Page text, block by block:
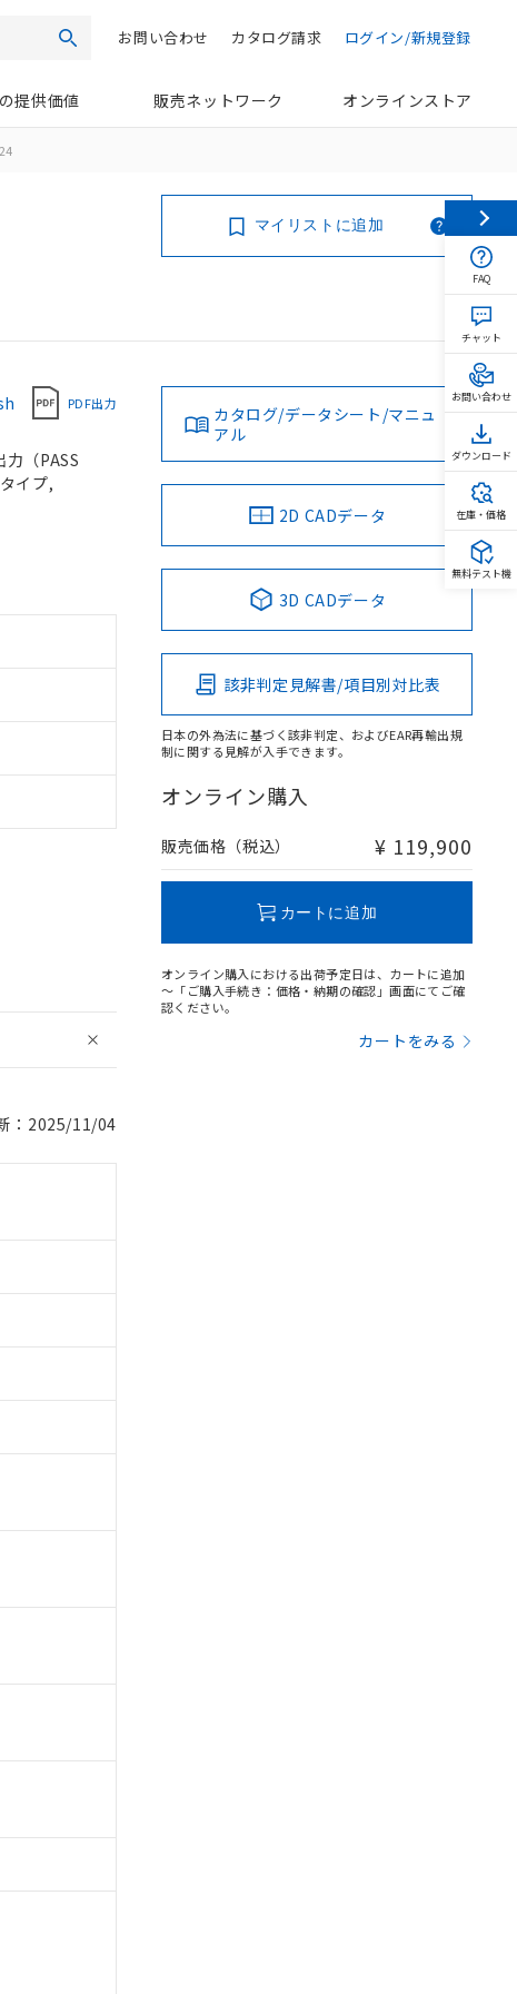
検索 ログイン/新規登録
カタログ請求
お問い合わせ
提供価値 販売ネットワーク オンラインストア
マイリストに追加
PDF出力
（PASS
イプ,
：2025/11/04
カタログ/データシート/マニュ
アル
2D CADデータ
3D CADデータ
該非判定見解書/項目別対比表
日本の外為法に基づく該非判定、およびEAR再輸出規
制に関する見解が入手できます。
オンライン購入
販売価格（税込） ¥ 119,900
カートに追加
オンライン購入における出荷予定日は、カートに追加
～「ご購入手続き：価格・納期の確認」画面にてご確
認ください。
カートをみる
FAQ
チャット
お問い合わせ
ダウンロード
在庫・価格
無料テスト機